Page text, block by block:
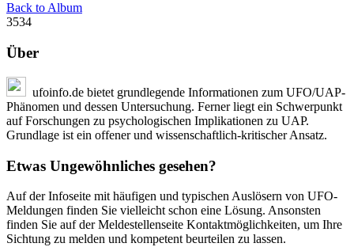
Back to Album
3534
Über
ufoinfo.de bietet grundlegende Informationen zum UFO/UAP-
Phänomen und dessen Untersuchung. Ferner liegt ein Schwerpunkt
auf Forschungen zu psychologischen Implikationen zu UAP.
Grundlage ist ein offener und wissenschaftlich-kritischer Ansatz.
Etwas Ungewöhnliches gesehen?
Auf der Infoseite mit häufigen und typischen Auslösern von UFO-
Meldungen finden Sie vielleicht schon eine Lösung. Ansonsten
finden Sie auf der Meldestellenseite Kontaktmöglichkeiten, um Ihre
Sichtung zu melden und kompetent beurteilen zu lassen.